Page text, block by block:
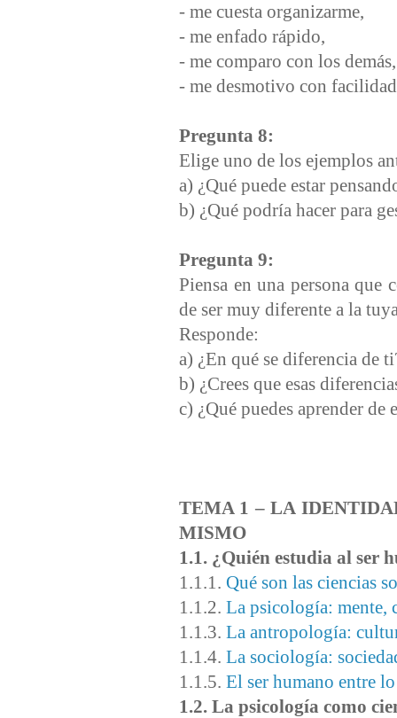
- me cuesta organizarme,
- me enfado rápido,
- me comparo con los
- me desmotivo con
Pregunta 8:
Elige uno de los ejemplos
a) ¿Qué puede estar
b) ¿Qué podría hacer para
Pregunta 9:
Piensa en una persona que
de ser muy diferente a la
Responde:
a) ¿En qué se diferencia de
b) ¿Crees que esas
c) ¿Qué puedes aprender de
TEMA 1 – LA
MISMO
1.1. ¿Quién estudia al ser
1.1.1. Qué son las ciencias
1.1.2. La psicología: mente,
1.1.3. La antropología:
1.1.4. La sociología:
1.1.5. El ser humano entre
1.2. La psicología como